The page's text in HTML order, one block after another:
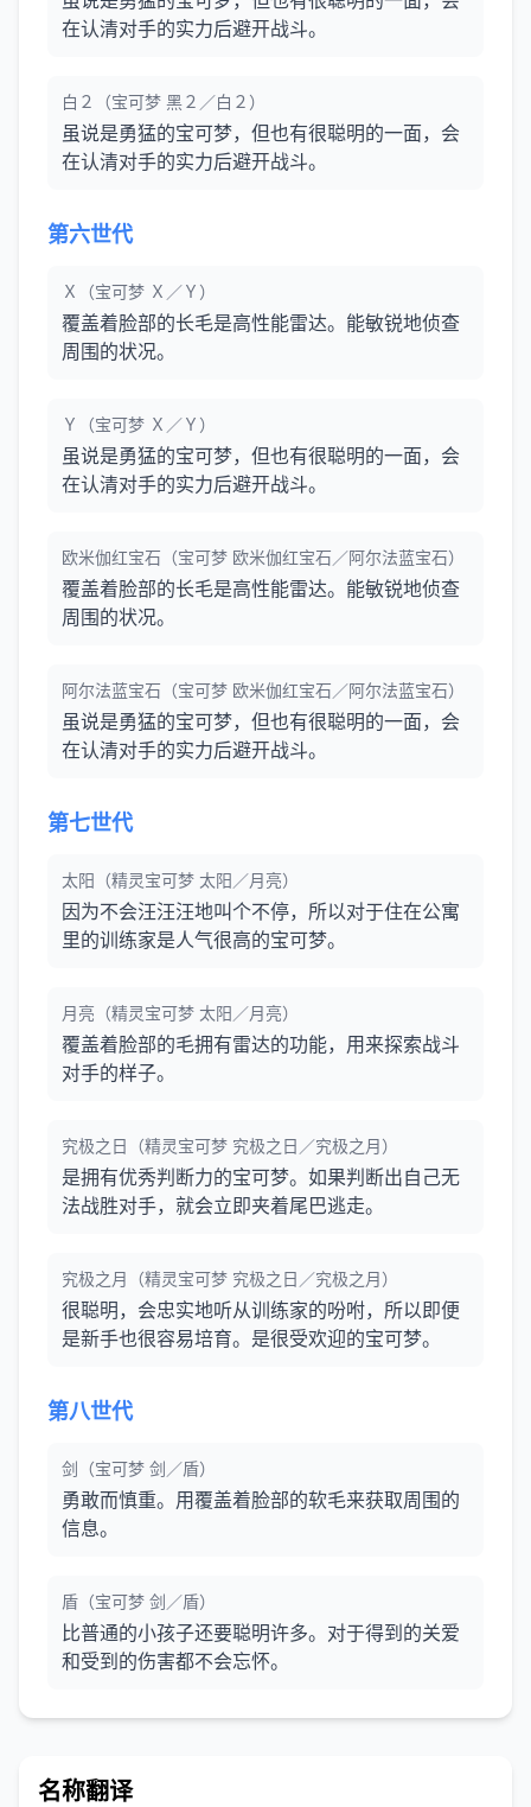
在认清对手的实力后避开战斗。
白２（宝可梦 黑２／白２）
虽说是勇猛的宝可梦，但也有很聪明的一面，会
在认清对手的实力后避开战斗。
第六世代
Ｘ（宝可梦 Ｘ／Ｙ）
覆盖着脸部的长毛是高性能雷达。能敏锐地侦查
周围的状况。
Ｙ（宝可梦 Ｘ／Ｙ）
虽说是勇猛的宝可梦，但也有很聪明的一面，会
在认清对手的实力后避开战斗。
欧米伽红宝石（宝可梦 欧米伽红宝石／阿尔法蓝宝石）
覆盖着脸部的长毛是高性能雷达。能敏锐地侦查
周围的状况。
阿尔法蓝宝石（宝可梦 欧米伽红宝石／阿尔法蓝宝石）
虽说是勇猛的宝可梦，但也有很聪明的一面，会
在认清对手的实力后避开战斗。
第七世代
太阳（精灵宝可梦 太阳／月亮）
因为不会汪汪汪地叫个不停，所以对于住在公寓
里的训练家是人气很高的宝可梦。
月亮（精灵宝可梦 太阳／月亮）
覆盖着脸部的毛拥有雷达的功能，用来探索战斗
对手的样子。
究极之日（精灵宝可梦 究极之日／究极之月）
是拥有优秀判断力的宝可梦。如果判断出自己无
法战胜对手，就会立即夹着尾巴逃走。
究极之月（精灵宝可梦 究极之日／究极之月）
很聪明，会忠实地听从训练家的吩咐，所以即便
是新手也很容易培育。是很受欢迎的宝可梦。
第八世代
剑（宝可梦 剑／盾）
勇敢而慎重。用覆盖着脸部的软毛来获取周围的
信息。
盾（宝可梦 剑／盾）
比普通的小孩子还要聪明许多。对于得到的关爱
和受到的伤害都不会忘怀。
名称翻译